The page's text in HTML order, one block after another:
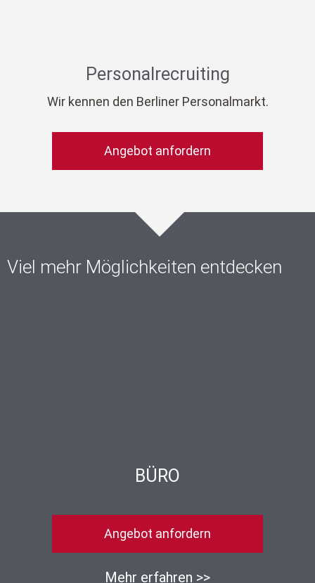
Personalrecruiting
Wir kennen den Berliner Personalmarkt.
Angebot anfordern
Viel mehr Möglichkeiten entdecken
BÜRO
Angebot anfordern
Mehr erfahren >>